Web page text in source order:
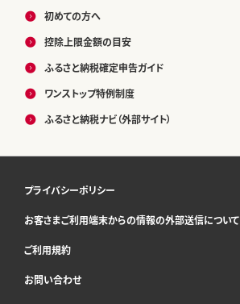
初めての方へ
控除上限金額の目安
ふるさと納税確定申告ガイド
ワンストップ特例制度
ふるさと納税ナビ（外部サイト）
プライバシーポリシー
お客さまご利用端末からの情報の外部送信について
ご利用規約
お問い合わせ